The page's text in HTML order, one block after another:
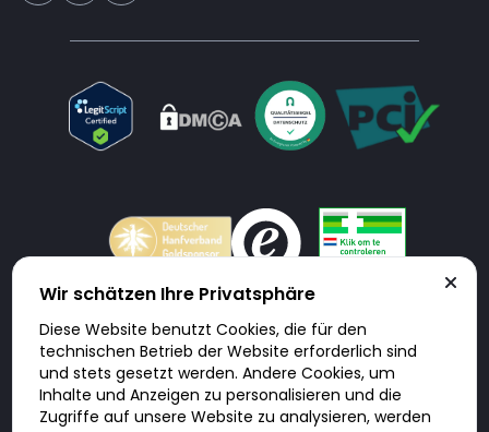
Doktorabc.com ist eine Vermittlungsplattform. Doktorabc ist ausdrücklich
keine Internetapotheke. Doktorabc bietet keine Medikamente oder
sonstige Produkte an oder liefert diese. Jegliche Informationen zu
Produkten, Medikamenten und Preisen auf der Internetseite beinhalten
kein Angebot von Doktorabc an Sie. Für die Einhaltung der in Ihrem Land
geltenden Gesetze und sonstigen Rechtsvorschriften sind Sie als Nutzer
selbst verantwortlich. Die Nutzung unseres Services auf Doktorabc durch
Wir schätzen Ihre Privatsphäre
Diese Website benutzt Cookies, die für den
technischen Betrieb der Website erforderlich sind
und stets gesetzt werden. Andere Cookies, um
Inhalte und Anzeigen zu personalisieren und die
Zugriffe auf unsere Website zu analysieren, werden